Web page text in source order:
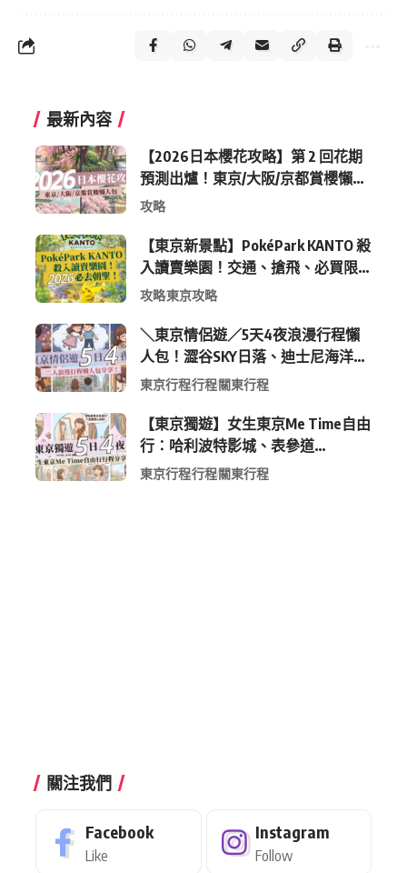
最新內容
【2026日本櫻花攻略】第 2 回花期
預測出爐！東京/大阪/京都賞櫻懶人
包 (附最新時間表)
攻略
【東京新景點】PokéPark KANTO 殺
入讀賣樂園！交通、搶飛、必買限
定周邊全攻略
攻略東京攻略
＼東京情侶遊／5天4夜浪漫行程懶
人包！澀谷SKY日落、迪士尼海洋、
中目黑高質感咖啡廳全收錄
東京行程行程關東行程
【東京獨遊】女生東京Me Time自由
行：哈利波特影城、表參道
Shopping 與下北澤尋寶5日4夜慢活
東京行程行程關東行程
關注我們
Facebook
Like
Instagram
Follow